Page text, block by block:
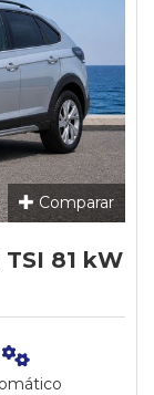
Comparar
81 kW